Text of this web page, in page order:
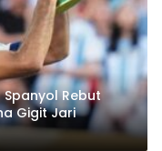
Rebut
Gigit Jari